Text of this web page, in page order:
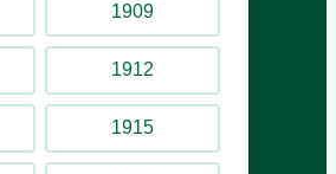
1909
1912
1915